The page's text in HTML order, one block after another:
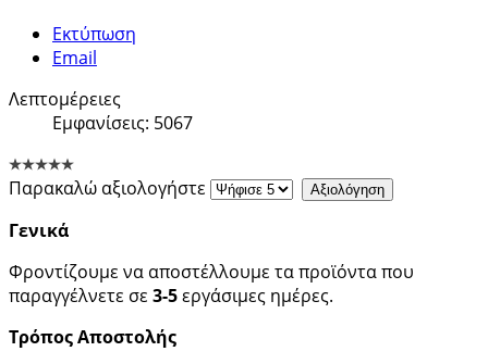
Εκτύπωση
Email
Λεπτομέρειες
Εμφανίσεις: 5067
Παρακαλώ αξιολογήστε
Γενικά
Φροντίζουμε να αποστέλλουμε τα προϊόντα που
παραγγέλνετε σε 3-5εργάσιμες ημέρες.
Τρόπος Αποστολής